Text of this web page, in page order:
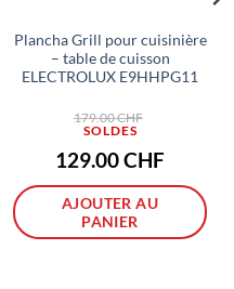
Plancha Grill pour cuisinière
– table de cuisson
ELECTROLUX E9HHPG11
179.00CHF
était :
179.00 CHF.
129.00CHF
actuel
129.00
AJOUTER AU
PANIER